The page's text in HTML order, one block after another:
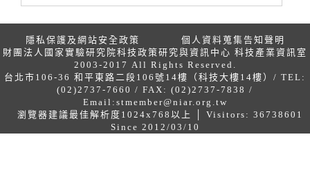
隱私保護及網站安全政策
個人資料蒐集告知聲明
財團法人國家實驗研究院科技政策研究與資訊中心 科技產業資訊室
2003-2017 All Rights Reserved.
台北市106-36 和平東路二段106號14樓（科技大樓14樓）/ TEL:
(02)2737-7660 / FAX: (02)2737-7838 /
Email: stmember@niar.org.tw
瀏覽器建議最佳解析度1024x768以上 │ Visitors: 36738601
Since 2012/03/10